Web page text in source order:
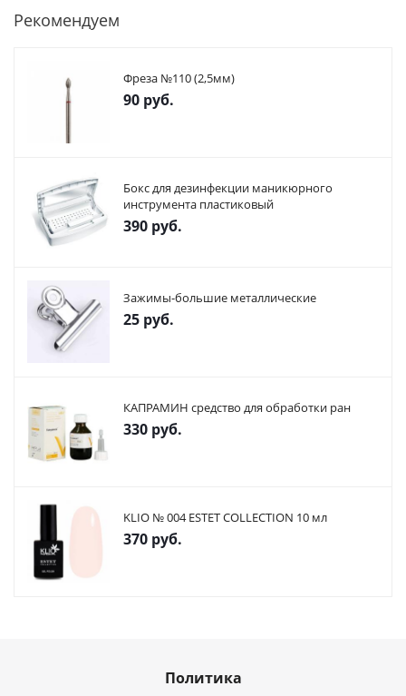
Рекомендуем
Фреза №110 (2,5мм)
90 руб.
Бокс для дезинфекции маникюрного
инструмента пластиковый
390 руб.
Зажимы-большие металлические
25 руб.
КАПРАМИН средство для обработки ран
330 руб.
KLIO № 004 ESTET COLLECTION 10 мл
370 руб.
Политика